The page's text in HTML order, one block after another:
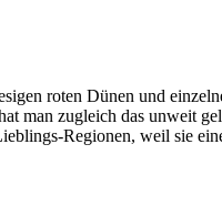
roten Dünen und
man zugleich das unweit
Regionen, weil sie